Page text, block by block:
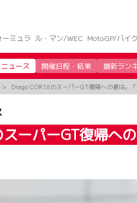
ーミュラ ル・マン/WEC MotoGP/バイク
ニュース 開催日程・結果 最新ラン
Drago CORSEのスーパーGT復帰への道は。
スーパーGT復帰へ